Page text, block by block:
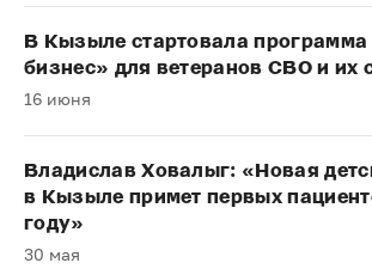
В Кызыле стартовала
бизнес» для ветеранов СВО и их
16 июня
Владислав Ховалыг: «Новая
в Кызыле примет первых
году»
30 мая